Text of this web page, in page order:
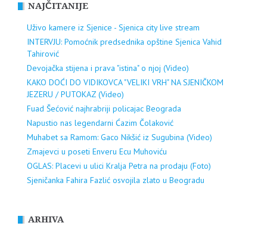
NAJČITANIJE
Uživo kamere iz Sjenice - Sjenica city live stream
INTERVJU: Pomoćnik predsednika opštine Sjenica Vahid
Tahirović
Devojačka stijena i prava "istina" o njoj (Video)
KAKO DOĆI DO VIDIKOVCA "VELIKI VRH" NA SJENIČKOM
JEZERU / PUTOKAZ (Video)
Fuad Šećović najhrabriji policajac Beograda
Napustio nas legendarni Ćazim Čolaković
Muhabet sa Ramom: Gaco Nikšić iz Sugubina (Video)
Zmajevci u poseti Enveru Ecu Muhoviću
OGLAS: Placevi u ulici Kralja Petra na prodaju (Foto)
Sjeničanka Fahira Fazlić osvojila zlato u Beogradu
ARHIVA